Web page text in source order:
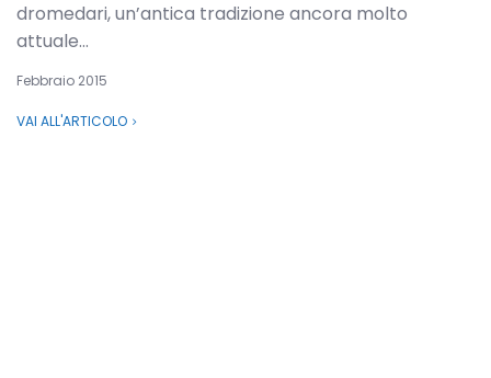
dromedari, un’antica tradizione ancora molto
attuale...
Febbraio 2015
VAI ALL'ARTICOLO